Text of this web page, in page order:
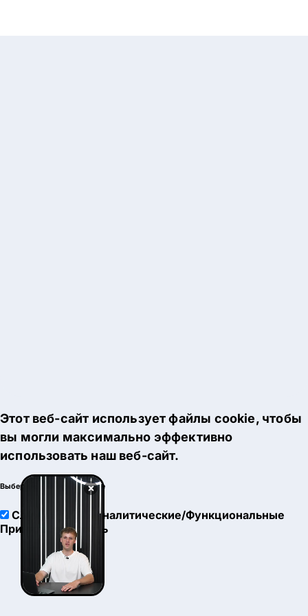
×
Этот веб-сайт использует файлы cookie, чтобы
вы могли максимально эффективно
использовать наш веб-сайт.
Выберите настройки cookie
Служебные
Аналитические/Функциональные
Принять
Настроить